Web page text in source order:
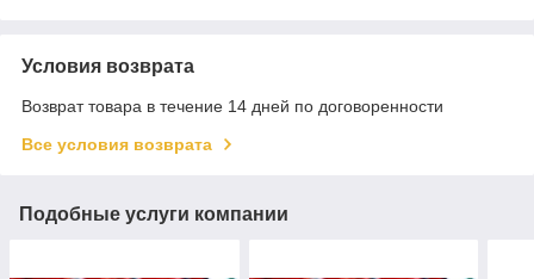
Условия возврата
Возврат товара в течение 14 дней по договоренности
Все условия возврата
Подобные услуги компании